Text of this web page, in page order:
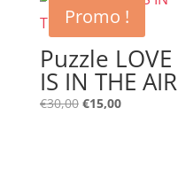
Promo !
Puzzle LOVE
IS IN THE AIR
€30,00 Le
€15,00Le